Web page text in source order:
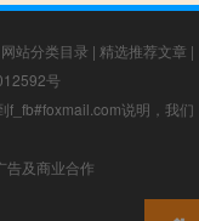
网站分类目录 | 精选推荐文章 |
号
f_fb#foxmail.com说明，我们
告及商业合作